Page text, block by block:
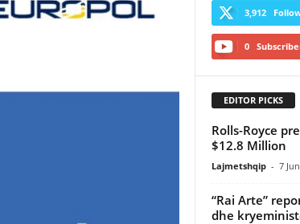
3,912
0
EDITOR PICKS
Rolls-Royce
$12.8 Million
Lajmetshqip - 7
“Rai Arte”
dhe